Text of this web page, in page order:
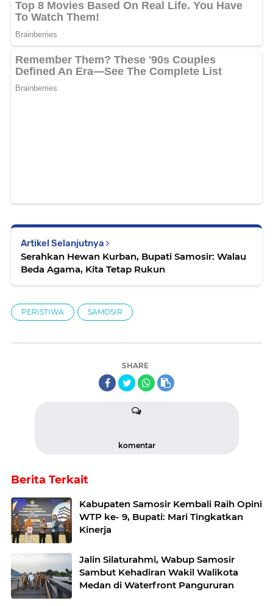
Artikel Selanjutnya
Serahkan Hewan Kurban, Bupati Samosir: Walau
Beda Agama, Kita Tetap Rukun
PERISTIWA SAMOSIR
SHARE
komentar
Berita Terkait
Kabupaten Samosir Kembali Raih Opini
WTP ke- 9, Bupati: Mari Tingkatkan
Kinerja
Jalin Silaturahmi, Wabup Samosir
Sambut Kehadiran Wakil Walikota
Medan di Waterfront Pangururan